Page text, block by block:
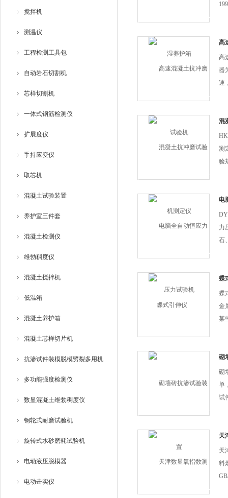
搅拌机
测温仪
工程检测工具包
自动岩石切割机
芯样切割机
一体式钢筋检测仪
扩展度仪
手持应变仪
取芯机
混凝土试验装置
养护室三件套
混凝土检测仪
维勃稠度仪
混凝土搅拌机
低温箱
混凝土养护箱
混凝土芯样切片机
抗渗试件装模脱模劈裂多用机
多功能强度检测仪
数显混凝土维勃稠度仪
钢轮式耐磨试验机
旋转式水砂磨耗试验机
电动液压脱模器
电动击实仪
对
度
护
高
高
器
速
流
试
混
测
验
计
球
钢
电
力
石
力
值
试
蝶
蝶
金
某
弹
于
该
砌
砌
单
试
天
天
料